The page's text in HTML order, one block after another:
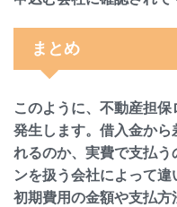
まとめ
このように、不動産担
発生します。借入金から
れるのか、実費で支払
ンを扱う会社によって違
初期費用の金額や支払